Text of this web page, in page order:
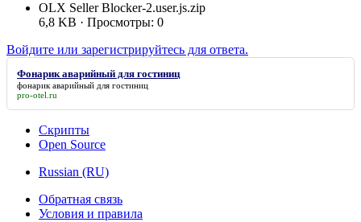
OLX Seller Blocker-2.user.js.zip
6,8 KB · Просмотры: 0
Войдите или зарегистрируйтесь для ответа.
Фонарик аварийный для гостиниц
фонарик аварийный для гостиниц
pro-otel.ru
Скрипты
Open Source
Russian (RU)
Обратная связь
Условия и правила